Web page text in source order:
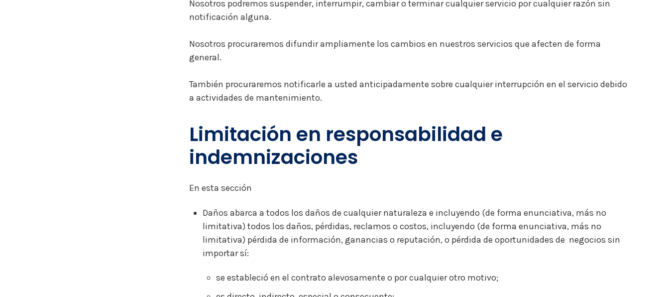
Nosotros podremos suspender, interrumpir, cambiar o terminar cualquier servicio por cualquier razón sin
notificación alguna.
Nosotros procuraremos difundir ampliamente los cambios en nuestros servicios que afecten de forma
general.
También procuraremos notificarle a usted anticipadamente sobre cualquier interrupción en el servicio debido
a actividades de mantenimiento.
Limitación en responsabilidad e
indemnizaciones
En esta sección
Daños abarca a todos los daños de cualquier naturaleza e incluyendo (de forma enunciativa, más no
limitativa) todos los daños, pérdidas, reclamos o costos, incluyendo (de forma enunciativa, más no
limitativa) pérdida de información, ganancias o reputación, o pérdida de oportunidades de negocios sin
importar sí:
se estableció en el contrato alevosamente o por cualquier otro motivo;